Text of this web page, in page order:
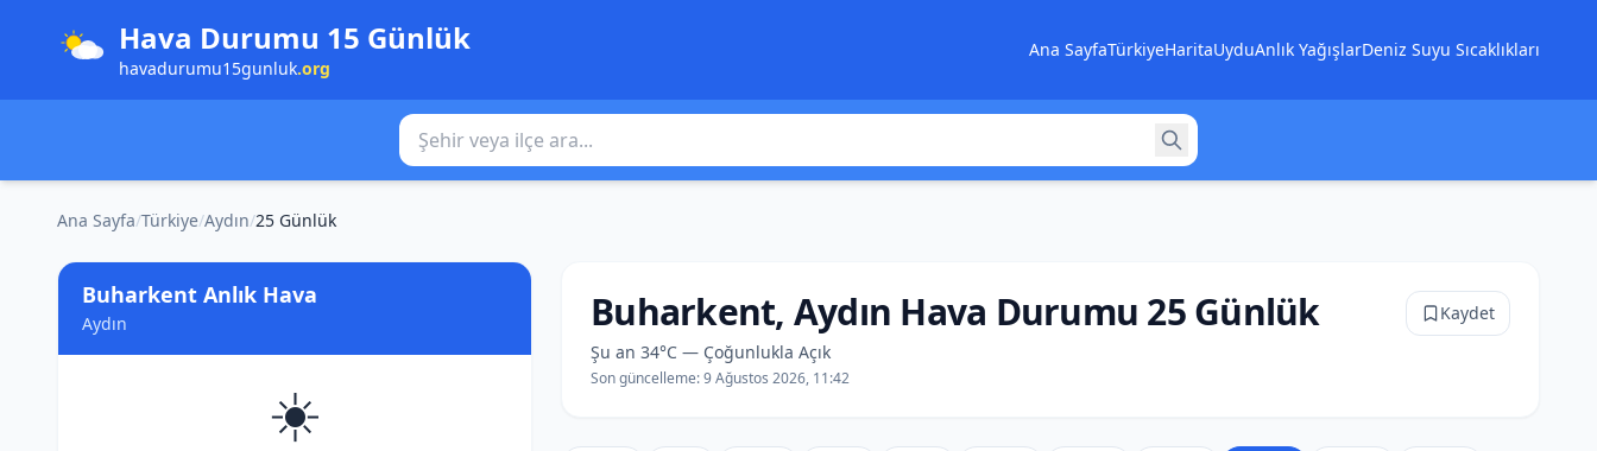
Hava Durumu 15 Günlük
havadurumu15gunluk.org
Ana SayfaTürkiyeHaritaUyduAnlık YağışlarDeniz Suyu Sıcaklıkları
Şehir veya ilçe ara
Ana Sayfa/Türkiye/Aydın/25 Günlük
Buharkent Anlık Hava
Aydın
☀️
Buharkent, Aydın Hava Durumu 25 Günlük
Şu an 34°C — Çoğunlukla Açık
Son güncelleme:9 Ağustos 2026, 11:42
Kaydet